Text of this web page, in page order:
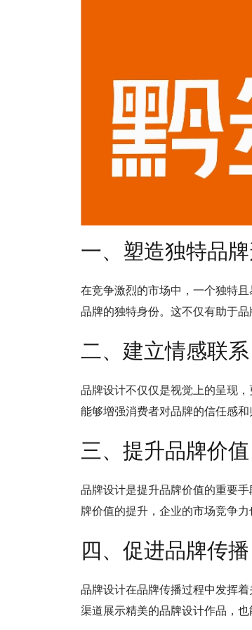
一、塑造独特品
在竞争激烈的市场中，一个独特
品牌的独特身份。这不仅有助于
二、建立情感联系
品牌设计不仅仅是视觉上的呈现
能够增强消费者对品牌的信任感
三、提升品牌价值
品牌设计是提升品牌价值的重要
牌价值的提升，企业的市场竞争
四、促进品牌传播
品牌设计在品牌传播过程中发挥
渠道展示精美的品牌设计作品，